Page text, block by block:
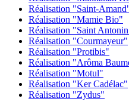
Réalisation "Saint-Amand
Réalisation "Mamie Bio"
Réalisation "Saint Antonin
Réalisation "Courmayeur"
Réalisation "Protibis"
Réalisation "Arôma
Réalisation "Motul"
Réalisation "Ker Cadélac"
Réalisation "Zydus"